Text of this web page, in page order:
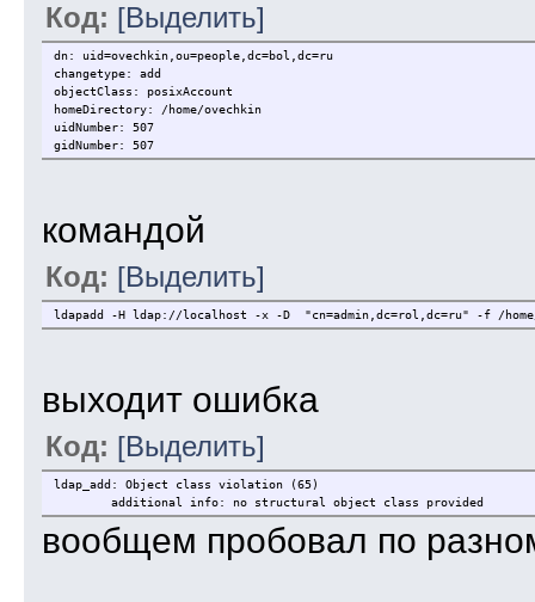
Код: [Выделить]
dn: uid=ovechkin,ou=people,dc=bol,dc=ru
changetype: add
objectClass: posixAccount
homeDirectory: /home/ovechkin
uidNumber: 507
gidNumber: 507
командой
Код: [Выделить]
ldapadd -H ldap://localhost -x -D "cn=admin,dc=rol,dc=ru" -f /
выходит ошибка
Код: [Выделить]
ldap_add: Object class violation (65)
additional info: no structural object class provided
вообщем пробовал по